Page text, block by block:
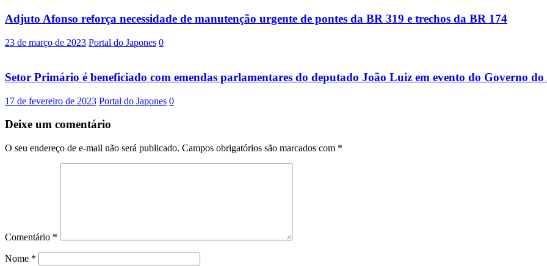
Adjuto Afonso reforça necessidade de manutenção urgente de pontes da BR 319 e trechos da BR 174
23 de março de 2023 Portal do Japones 0
Setor Primário é beneficiado com emendas parlamentares do deputado João Luiz em evento do Governo do
17 de fevereiro de 2023 Portal do Japones 0
Deixe um comentário
O seu endereço de e-mail não será publicado. Campos obrigatórios são marcados com *
Comentário *
Nome *